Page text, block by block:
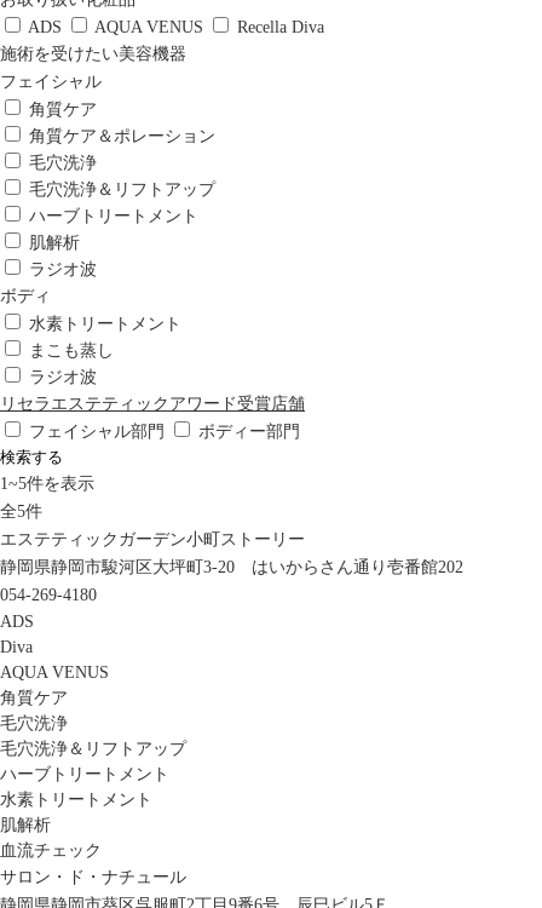
ADS
AQUA VENUS
Recella Diva
施術を受けたい美容機器
フェイシャル
角質ケア
角質ケア＆ポレーション
毛穴洗浄
毛穴洗浄＆リフトアップ
ハーブトリートメント
肌解析
ラジオ波
ボディ
水素トリートメント
まこも蒸し
ラジオ波
リセラエステティックアワード受賞店舗
フェイシャル部門
ボディー部門
検索する
1~5件を表示
全5件
エステティックガーデン小町ストーリー
静岡県静岡市駿河区大坪町3-20 はいからさん通り壱番館202
054-269-4180
ADS
Diva
AQUA VENUS
角質ケア
毛穴洗浄
毛穴洗浄＆リフトアップ
ハーブトリートメント
水素トリートメント
肌解析
血流チェック
サロン・ド・ナチュール